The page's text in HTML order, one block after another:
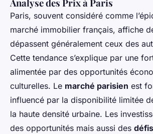
Analyse des Prix à Paris
Paris, souvent considéré comme
marché immobilier français, affiche
dépassent généralement ceux des
Cette tendance s’explique par une
alimentée par des opportunités
culturelles. Le marché parisien est
influencé par la disponibilité limitée
la haute densité urbaine. Les
des opportunités mais aussi des